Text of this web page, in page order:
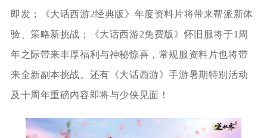
即发；《大话西游2经典版》年度资料片将带来帮派新体
验、策略新挑战；《大话西游2免费版》怀旧服将于1周
年之际带来丰厚福利与神秘惊喜，常规服资料片也将带
来全新副本挑战。还有《大话西游》手游暑期特别活动
及十周年重磅内容即将与少侠见面！